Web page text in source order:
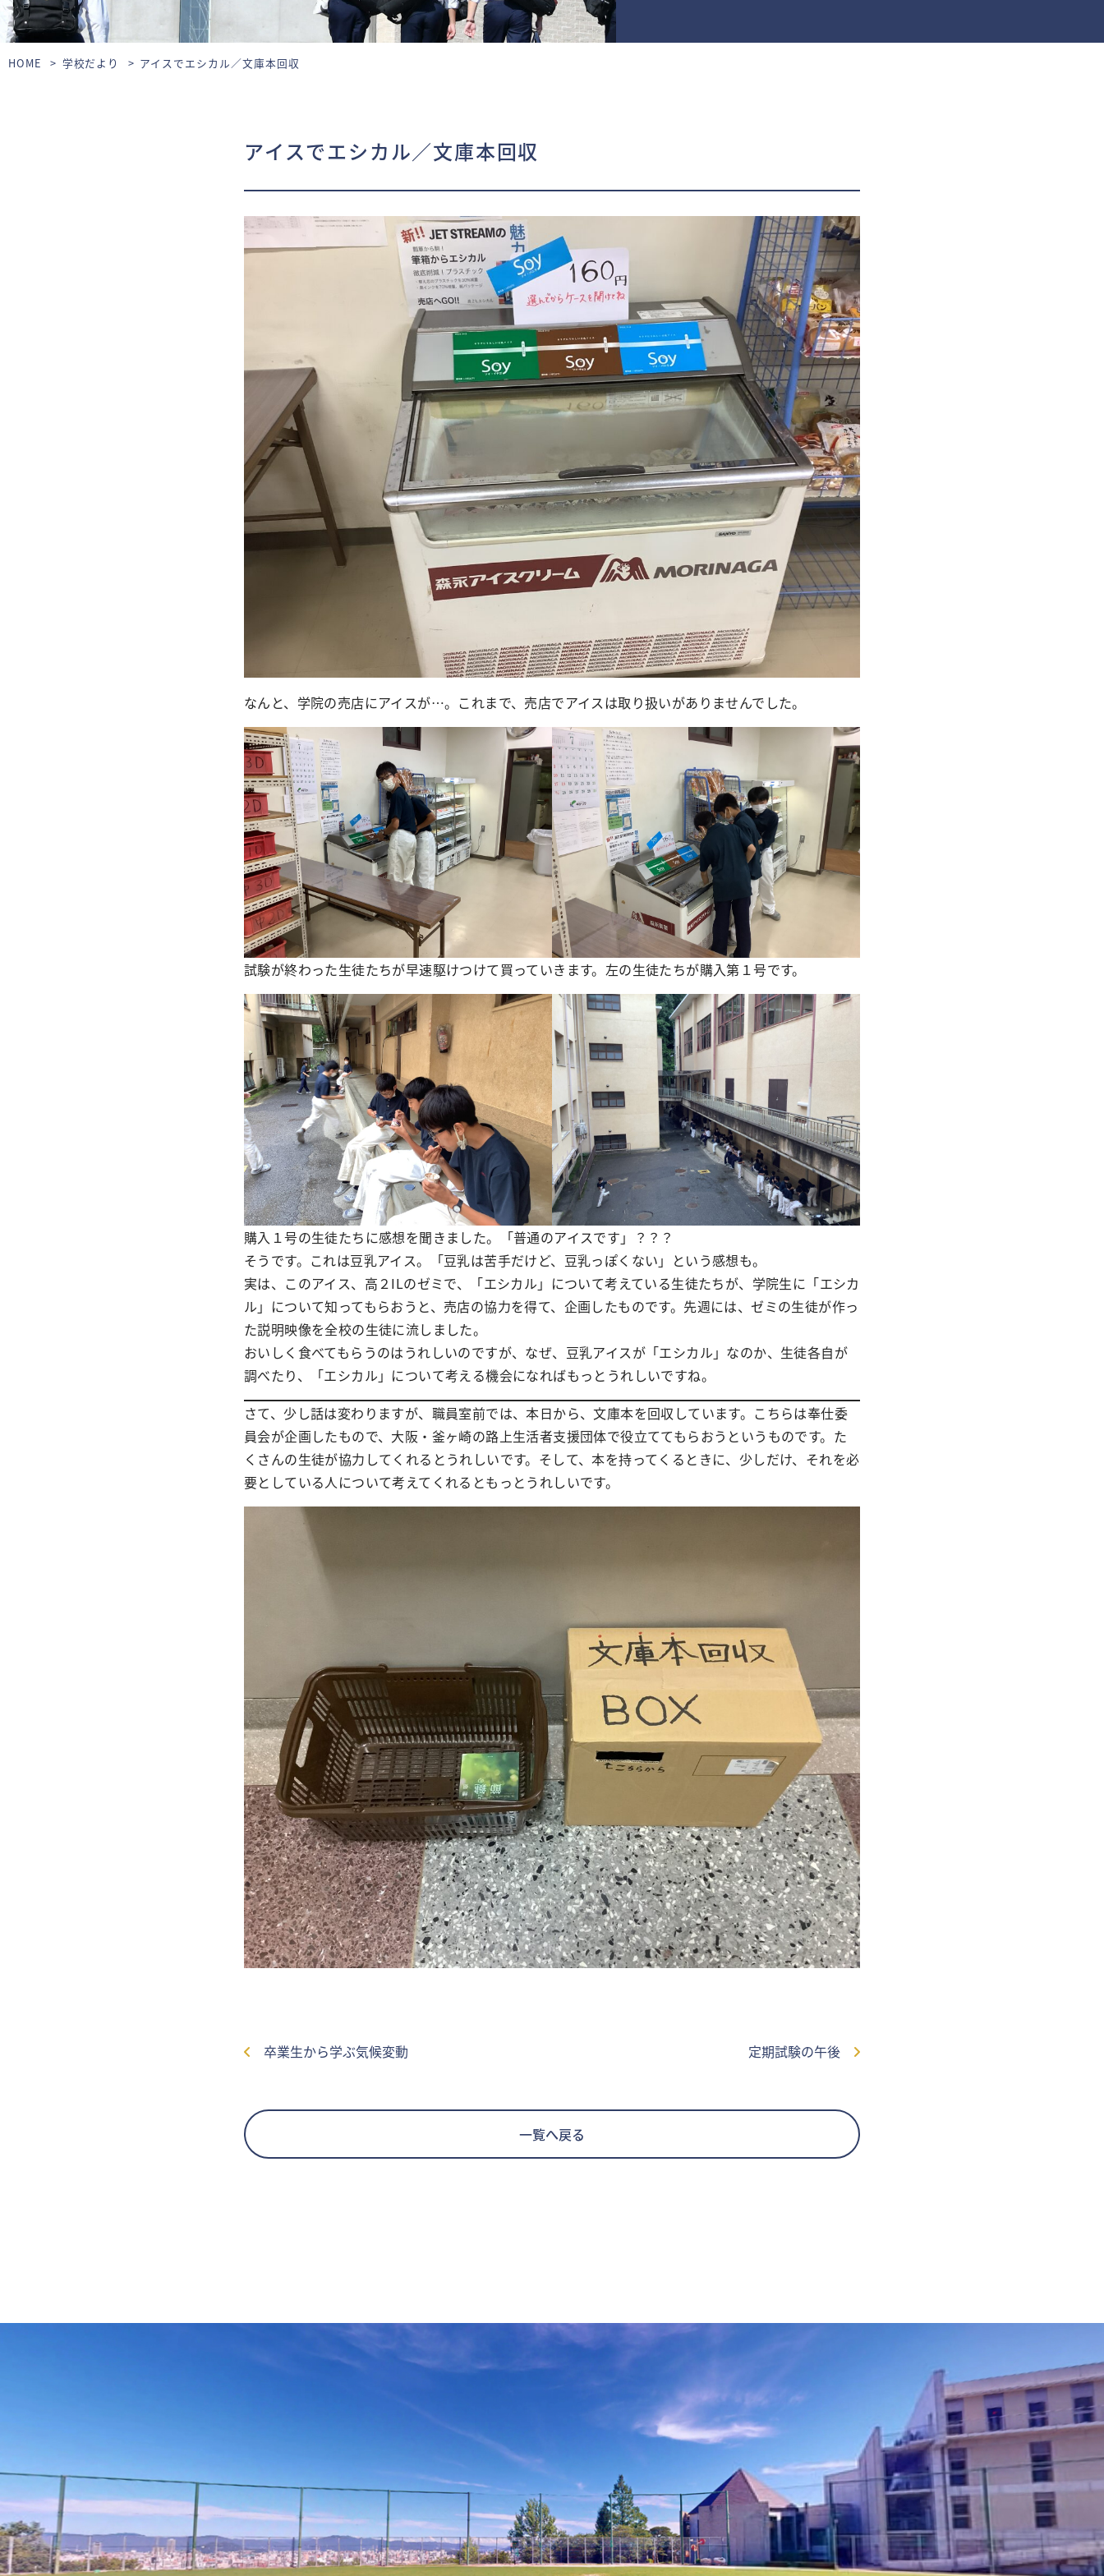
HOME 学校だより アイスでエシカル／文庫本回収
アイスでエシカル／文庫本回収
なんと、学院の売店にアイスが…。これまで、売店でアイスは取り扱いがありませんでした。
試験が終わった生徒たちが早速駆けつけて買っていきます。左の生徒たちが購入第１号です。
購入１号の生徒たちに感想を聞きました。「普通のアイスです」？？？
そうです。これは豆乳アイス。「豆乳は苦手だけど、豆乳っぽくない」という感想も。
実は、このアイス、高２ILのゼミで、「エシカル」について考えている生徒たちが、学院生に「エシカ
ル」について知ってもらおうと、売店の協力を得て、企画したものです。先週には、ゼミの生徒が作っ
た説明映像を全校の生徒に流しました。
おいしく食べてもらうのはうれしいのですが、なぜ、豆乳アイスが「エシカル」なのか、生徒各自が
調べたり、「エシカル」について考える機会になればもっとうれしいですね。
さて、少し話は変わりますが、職員室前では、本日から、文庫本を回収しています。こちらは奉仕委
員会が企画したもので、大阪・釜ヶ崎の路上生活者支援団体で役立ててもらおうというものです。た
くさんの生徒が協力してくれるとうれしいです。そして、本を持ってくるときに、少しだけ、それを必
要としている人について考えてくれるともっとうれしいです。
卒業生から学ぶ気候変動 定期試験の午後
一覧へ戻る